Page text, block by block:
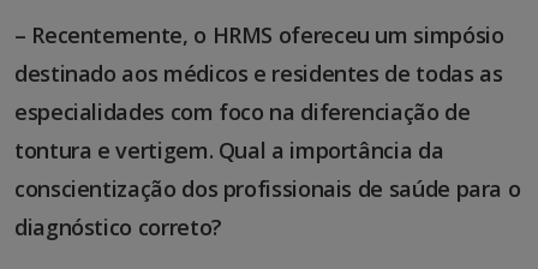
– Recentemente, o HRMS ofereceu um simpósio
destinado aos médicos e residentes de todas as
especialidades com foco na diferenciação de
tontura e vertigem. Qual a importância da
conscientização dos profissionais de saúde para o
diagnóstico correto?